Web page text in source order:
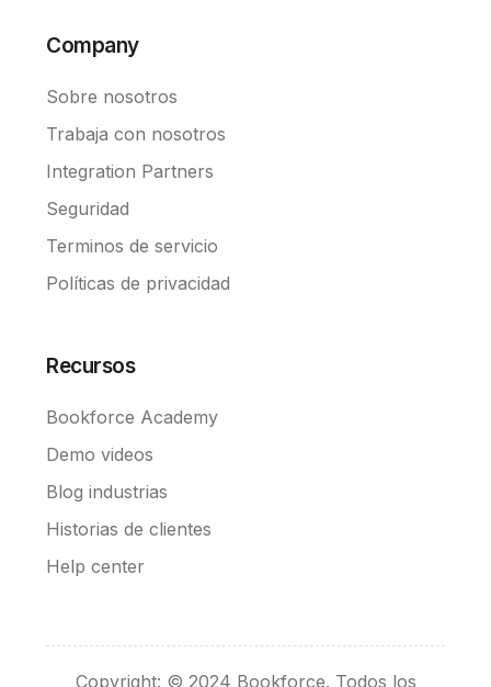
Company
Sobre nosotros
Trabaja con nosotros
Integration Partners
Seguridad
Terminos de servicio
Políticas de privacidad
Recursos
Bookforce Academy
Demo videos
Blog industrias
Historias de clientes
Help center
Copyright: © 2024 Bookforce. Todos los